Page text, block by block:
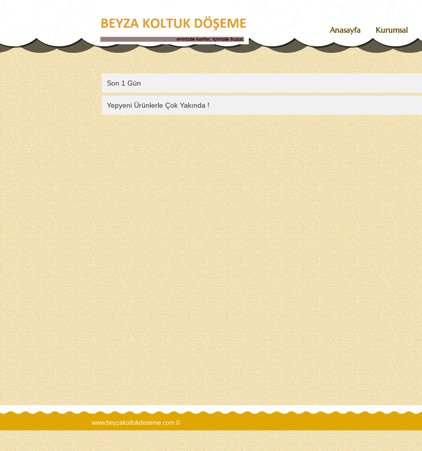
Anasayfa Kurumsal
Son 1 Gün
Yepyeni Ürünlerle Çok Yakında !
www.beyzakoltukdoseme.com ©